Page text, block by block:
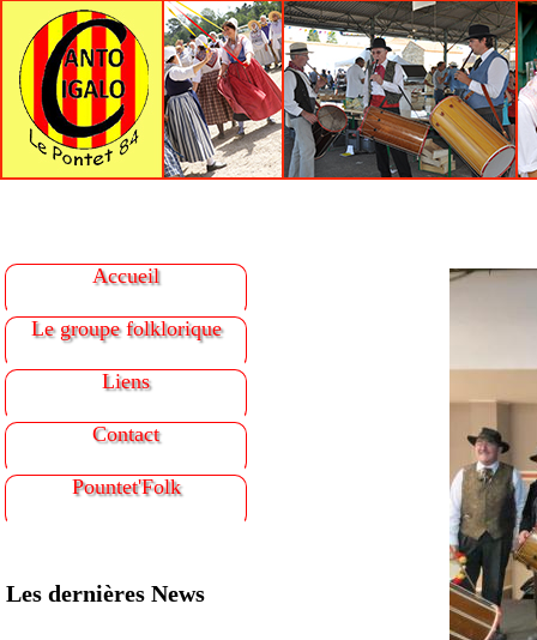
Accueil
Le groupe folklorique
Liens
Contact
Pountet'Folk
Les dernières News